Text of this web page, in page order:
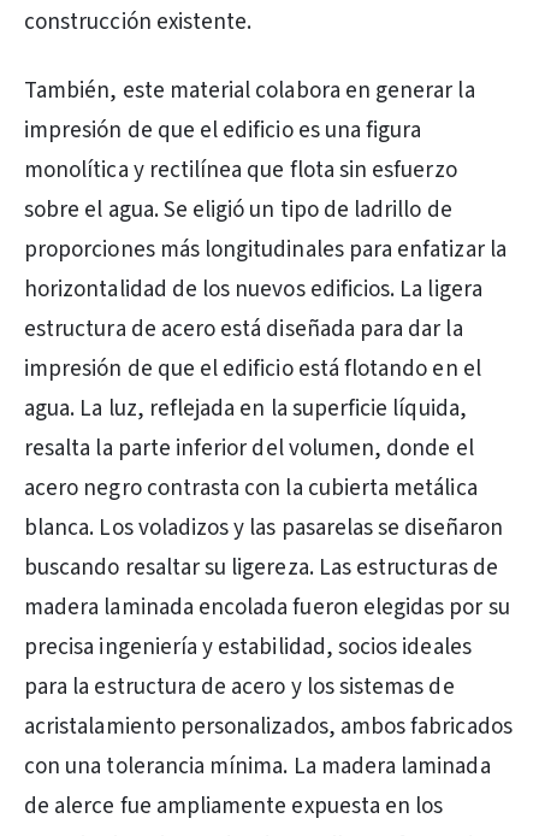
construcción existente.
También, este material colabora en generar la
impresión de que el edificio es una figura
monolítica y rectilínea que flota sin esfuerzo
sobre el agua. Se eligió un tipo de ladrillo de
proporciones más longitudinales para enfatizar la
horizontalidad de los nuevos edificios. La ligera
estructura de acero está diseñada para dar la
impresión de que el edificio está flotando en el
agua. La luz, reflejada en la superficie líquida,
resalta la parte inferior del volumen, donde el
acero negro contrasta con la cubierta metálica
blanca. Los voladizos y las pasarelas se diseñaron
buscando resaltar su ligereza. Las estructuras de
madera laminada encolada fueron elegidas por su
precisa ingeniería y estabilidad, socios ideales
para la estructura de acero y los sistemas de
acristalamiento personalizados, ambos fabricados
con una tolerancia mínima. La madera laminada
de alerce fue ampliamente expuesta en los